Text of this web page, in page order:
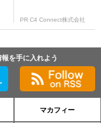
PR C4 Connect株式会社
を手に入れよう
マカフィー